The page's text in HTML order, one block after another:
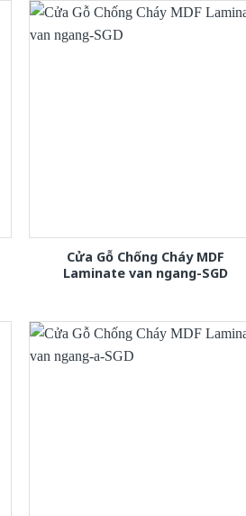
Cửa Gỗ Chống Cháy MDF
Laminate van ngang-SGD